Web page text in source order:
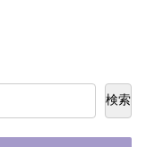
検索